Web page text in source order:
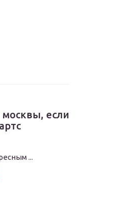
если
...